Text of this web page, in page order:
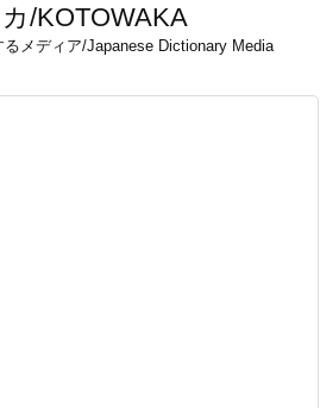
/KOTOWAKA
メディア/Japanese Dictionary Media